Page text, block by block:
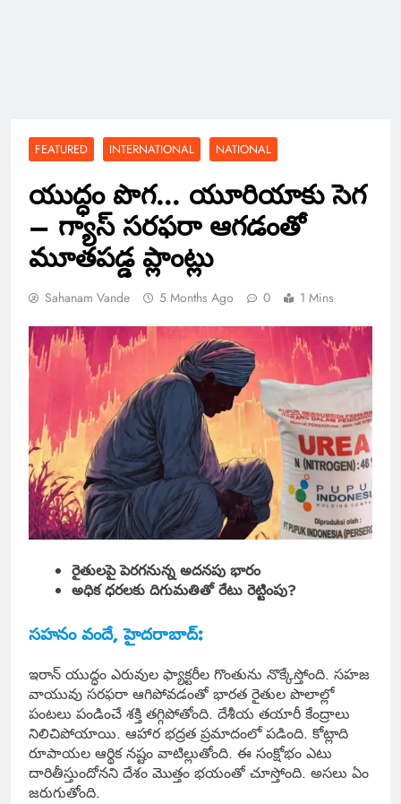
FEATURED INTERNATIONAL NATIONAL
యుద్ధం పొగ… యూరియాకు సెగ
– గ్యాస్ సరఫరా ఆగడంతో
మూతపడ్డ ప్లాంట్లు
Sahanam Vande 5 Months Ago 0 1 Mins
రైతులపై పెరగనున్న అదనపు భారం
అధిక ధరలకు దిగుమతితో రేటు రెట్టింపు?
సహనం వందే, హైదరాబాద్:
ఇరాన్ యుద్ధం ఎరువుల ఫ్యాక్టరీల గొంతును నొక్కేస్తోంది. సహజ
వాయువు సరఫరా ఆగిపోవడంతో భారత రైతుల పొలాల్లో
పంటలు పండించే శక్తి తగ్గిపోతోంది. దేశీయ తయారీ కేంద్రాలు
నిలిచిపోయాయి. ఆహార భద్రత ప్రమాదంలో పడింది. కోట్లాది
రూపాయల ఆర్థిక నష్టం వాటిల్లుతోంది. ఈ సంక్షోభం ఎటు
దారితీస్తుందోనని దేశం మొత్తం భయంతో చూస్తోంది. అసలు ఏం
జరుగుతోంది.